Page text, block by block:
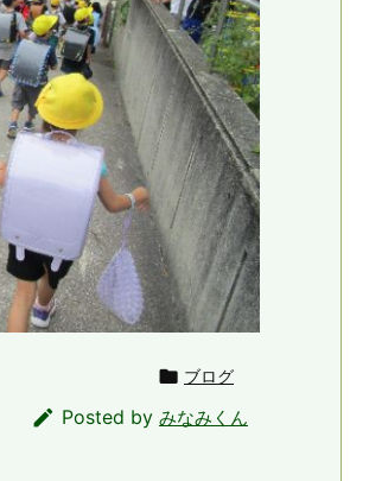
 ブログ
 Posted by みなみくん